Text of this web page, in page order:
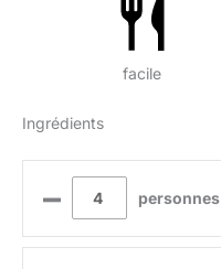
facile
Ingrédients
– personnes